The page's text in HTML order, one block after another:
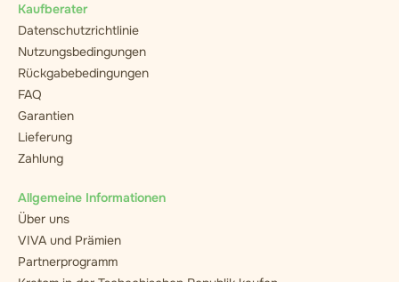
Kaufberater
Datenschutzrichtlinie
Nutzungsbedingungen
Rückgabebedingungen
FAQ
Garantien
Lieferung
Zahlung
Allgemeine Informationen
Über uns
VIVA und Prämien
Partnerprogramm